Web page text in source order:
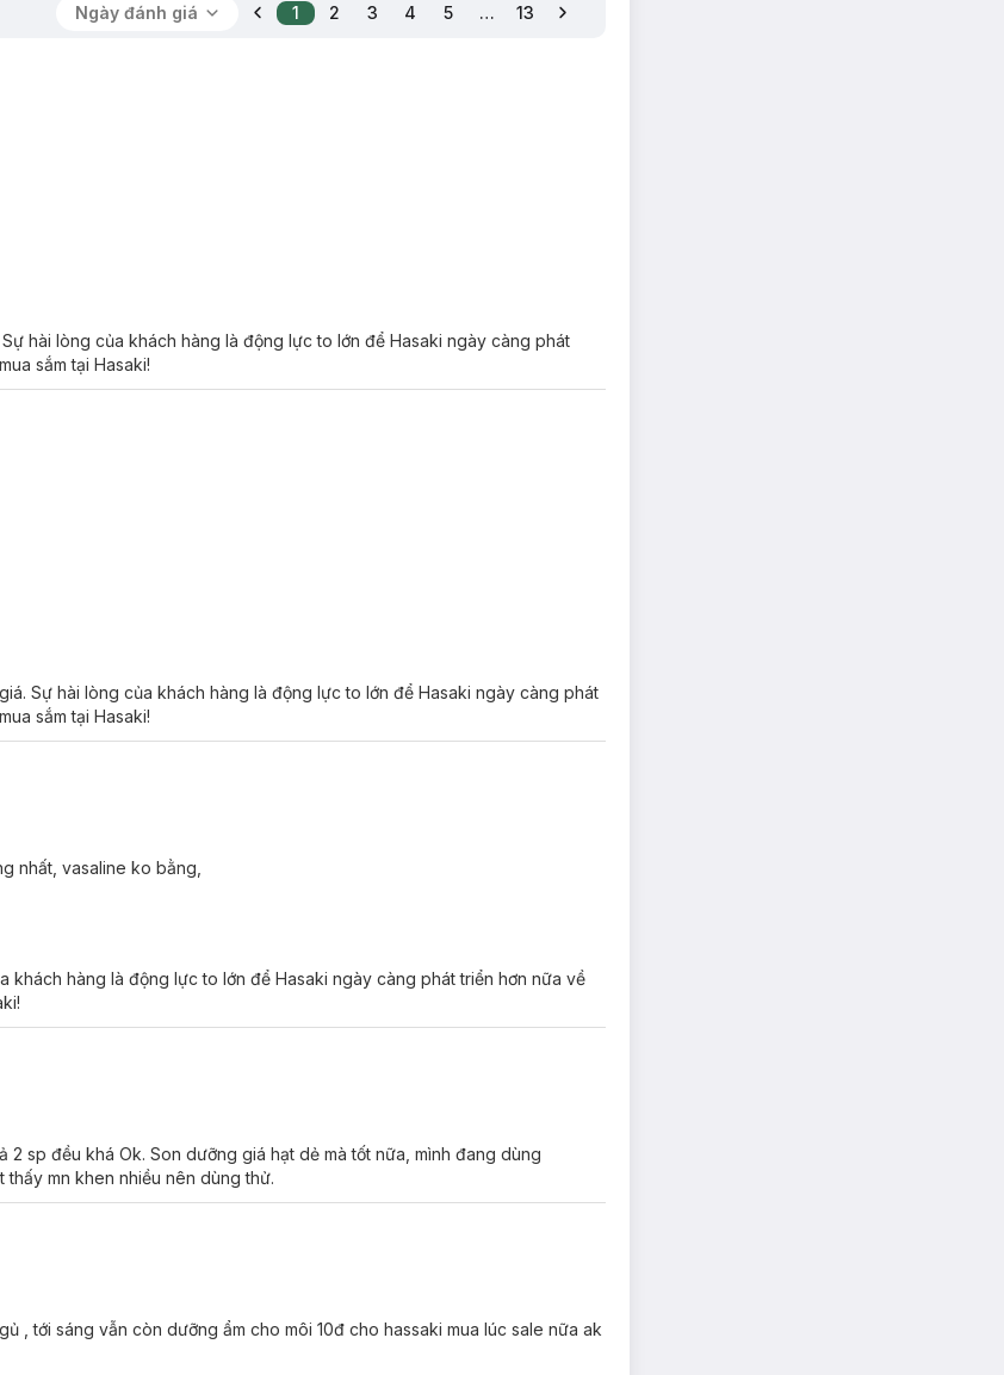
Lip Balm:
Ngày đánh giá 1 2 3 4 5 … 13
hài lòng của khách hàng là động lực to lớn để Hasaki ngày càng phát
sắm tại Hasaki!
Sự hài lòng của khách hàng là động lực to lớn để Hasaki ngày càng phát
sắm tại Hasaki!
nhất, vasaline ko bằng,
khách hàng là động lực to lớn để Hasaki ngày càng phát triển hơn nữa về
sp đều khá Ok. Son dưỡng giá hạt dẻ mà tốt nữa, mình đang dùng
mn khen nhiều nên dùng thử.
, tới sáng vẫn còn dưỡng ẩm cho môi 10đ cho hassaki mua lúc sale nữa ak